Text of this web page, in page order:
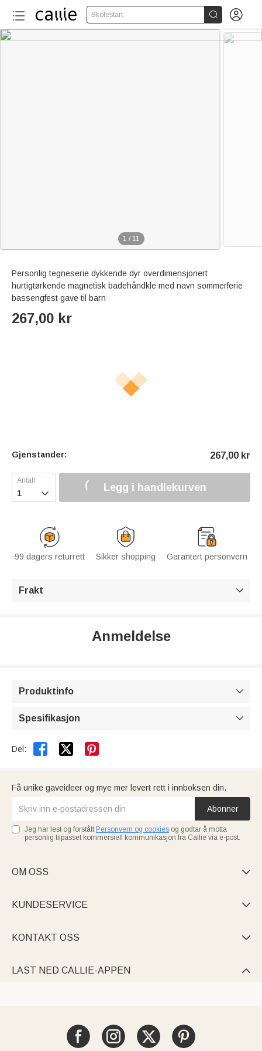
Skolestart  
1 / 11
Personlig tegneserie dykkende dyr overdimensjonert
hurtigtørkende magnetisk badehåndkle med navn sommerferie
bassengfest gave til barn
267,00 kr
Gjenstander: 267,00 kr
 Legg i handlekurven
99 dagers returrett Sikker shopping Garantert personvern
Frakt 
Anmeldelse
Produktinfo 
Spesifikasjon 
Del:  
Få unike gaveideer og mye mer levert rett i innboksen din.
Abonner
Jeg har lest og forstått Personvern og cookies og godtar å motta
personlig tilpasset kommersiell kommunikasjon fra Callie via e-post.
OM OSS 
KUNDESERVICE 
KONTAKT OSS 
LAST NED CALLIE-APPEN 